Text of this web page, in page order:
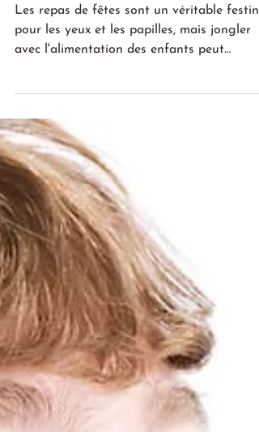
l'alimentation de vos
enfants ?
pour les yeux et les papilles, mais jongler
parfois...